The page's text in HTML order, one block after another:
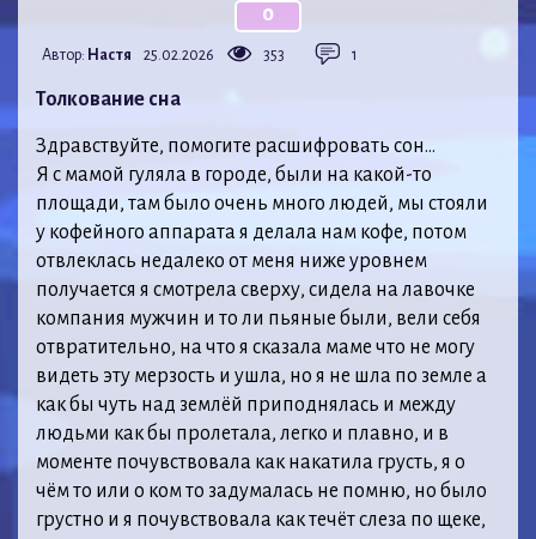
0
Автор: Настя 25.02.2026 353 1
Толкование сна
Здравствуйте, помогите расшифровать сон…
Я с мамой гуляла в городе, были на какой-то
площади, там было очень много людей, мы стояли
у кофейного аппарата я делала нам кофе, потом
отвлеклась недалеко от меня ниже уровнем
получается я смотрела сверху, сидела на лавочке
компания мужчин и то ли пьяные были, вели себя
отвратительно, на что я сказала маме что не могу
видеть эту мерзость и ушла, но я не шла по земле а
как бы чуть над землёй приподнялась и между
людьми как бы пролетала, легко и плавно, и в
моменте почувствовала как накатила грусть, я о
чём то или о ком то задумалась не помню, но было
грустно и я почувствовала как течёт слеза по щеке,